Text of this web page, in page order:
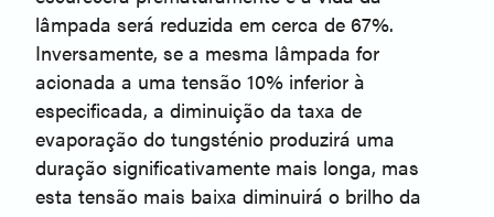
lâmpada será reduzida em cerca de 67%.
Inversamente, se a mesma lâmpada for
acionada a uma tensão 10% inferior à
especificada, a diminuição da taxa de
evaporação do tungsténio produzirá uma
duração significativamente mais longa, mas
esta tensão mais baixa diminuirá o brilho da